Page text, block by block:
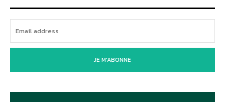
JE M'ABONNE